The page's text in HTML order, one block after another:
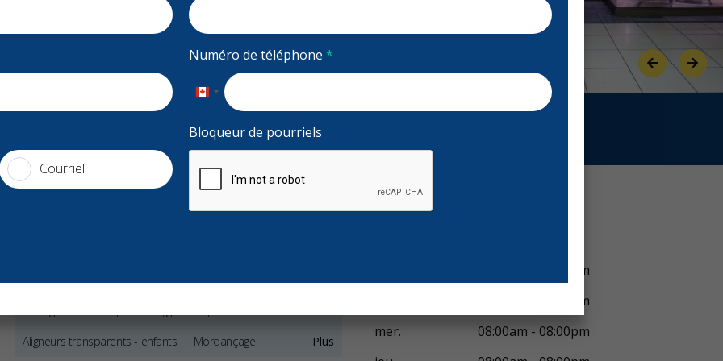
Soirées,
Nouveaux patients acceptés
Financement
PreviousNext
Plus
Clinique dentaire généraliste
Protège-dents de nuit
Aligneurs transparents - enfants
Mordançage
08:00am - 08:00pm
08:00am - 08:00pm
mer.
08:00am - 08:00pm
Numéro de téléphone *
Canada
Courriel
Bloqueur de pourriels